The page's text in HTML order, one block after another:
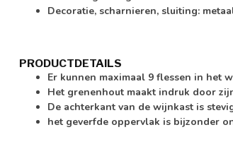
Decoratie, scharnieren, sluiting:
PRODUCTDETAILS
Er kunnen maximaal 9 flessen in het
Het grenenhout maakt indruk door
De achterkant van de wijnkast is
het geverfde oppervlak is bijzonder